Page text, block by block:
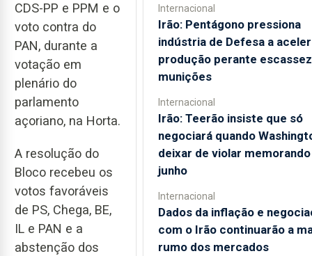
CDS-PP e PPM e o
voto contra do
PAN, durante a
votação em
plenário do
parlamento
açoriano, na Horta.
A resolução do
Bloco recebeu os
votos favoráveis
de PS, Chega, BE,
IL e PAN e a
abstenção dos
Internacional
Irão: Pentágono pressiona
indústria de Defesa a
produção perante
munições
Internacional
Irão: Teerão insiste que só
negociará quando
deixar de violar
junho
Internacional
Dados da inflação e
com o Irão continuarão a
rumo dos mercados